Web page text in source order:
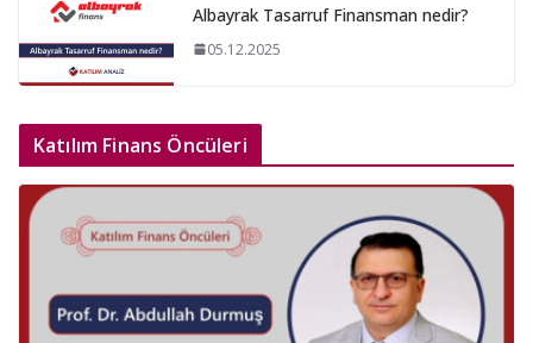
Albayrak Tasarruf Finansman nedir?
05.12.2025
Katılım Finans Öncüleri